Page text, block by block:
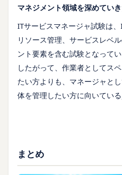
マネジメント領域を深めてい
ITサービスマネージャ試験は
リソース管理、サービスレベ
ント要素を含む試験となってい
したがって、作業者としてス
たい方よりも、マネージャと
体を管理したい方に向いている
まとめ